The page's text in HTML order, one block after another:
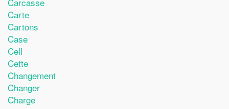
Carte
Cartons
Case
Cell
Cette
Changement
Changer
Charge